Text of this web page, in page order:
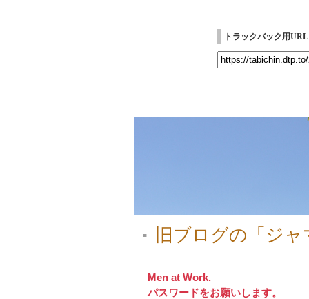
トラックバック用URL
■ 旧ブログの「ジ
Men at Work.
パスワードをお願いします。